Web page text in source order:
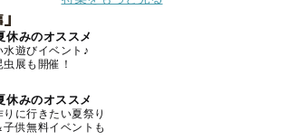
休みのオススメ
遊びイベント♪
展も開催！
休みのオススメ
に行きたい夏祭り
供無料イベントも